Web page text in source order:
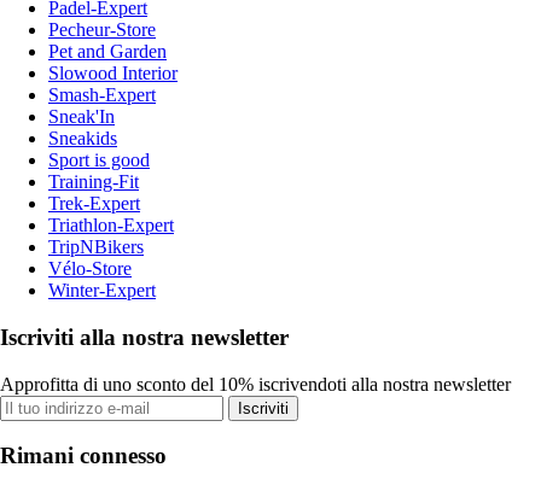
Padel-Expert
Pecheur-Store
Pet and Garden
Slowood Interior
Smash-Expert
Sneak'In
Sneakids
Sport is good
Training-Fit
Trek-Expert
Triathlon-Expert
TripNBikers
Vélo-Store
Winter-Expert
Iscriviti alla nostra newsletter
Approfitta di uno sconto del 10% iscrivendoti alla nostra newsletter
Iscriviti
Rimani connesso